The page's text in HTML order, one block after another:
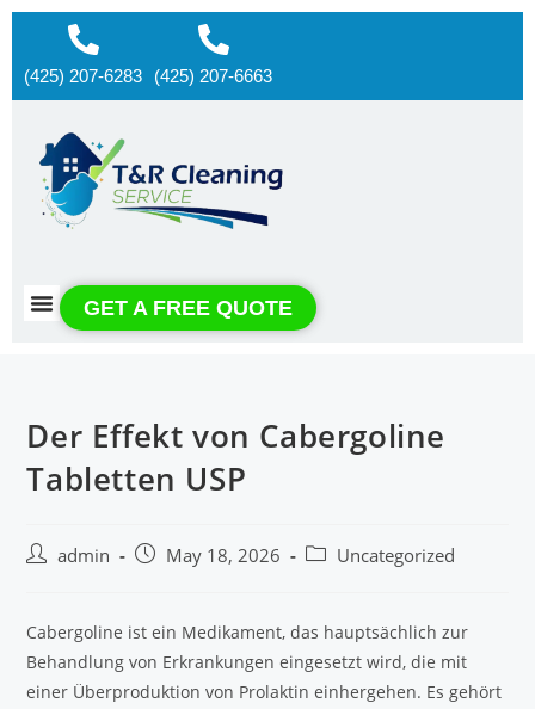
(425) 207-6283 (425) 207-6663
GET A FREE QUOTE
Der Effekt von Cabergoline
Tabletten USP
admin May 18, 2026 Uncategorized
Cabergoline ist ein Medikament, das hauptsächlich zur
Behandlung von Erkrankungen eingesetzt wird, die mit
einer Überproduktion von Prolaktin einhergehen. Es gehört